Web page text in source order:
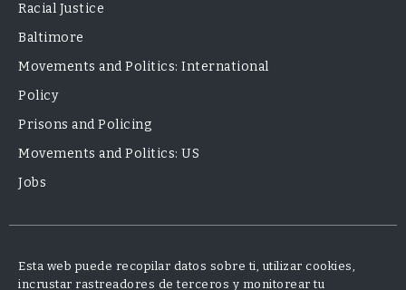
Racial Justice
Baltimore
Movements and Politics: International
Policy
Prisons and Policing
Movements and Politics: US
Jobs
Esta web puede recopilar datos sobre ti, utilizar cookies,
incrustar rastreadores de terceros y monitorear tu